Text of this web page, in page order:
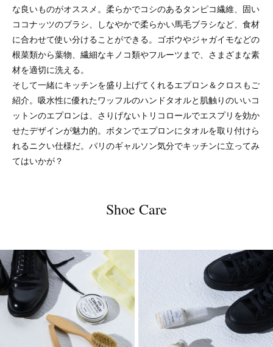
な良いものがオススメ。柔らかでコシのあるタンピコ繊維、固い
ココナッツのブラシ、しなやかで柔らかい馬毛ブラシなど、食材
に合わせて使い分けることができる。ゴボウやジャガイモなどの
根菜類から葉物、繊細なキノコ類やフルーツまで、さまざまな素
材を適切に洗える。
そして一緒にキッチンを盛り上げてくれるエプロン＆クロスもご
紹介。吸水性に優れたワッフルのハンドタオルと肌触りのいいコ
ットンのエプロンは、さりげないトリコロールでエスプリを効か
せたデザインが魅力的。ボタンでエプロンにタオルを取り付けら
れるニクい仕様だ。パリのギャルソン気分でキッチンに立ってみ
てはいかが？
Shoe Care